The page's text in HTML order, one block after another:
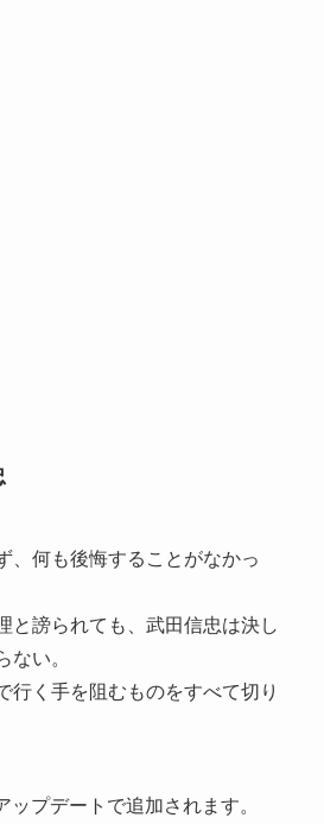
、何も後悔することがなかっ
と謗られても、武田信忠は決し
ない。
行く手を阻むものをすべて切り
ップデートで追加されます。